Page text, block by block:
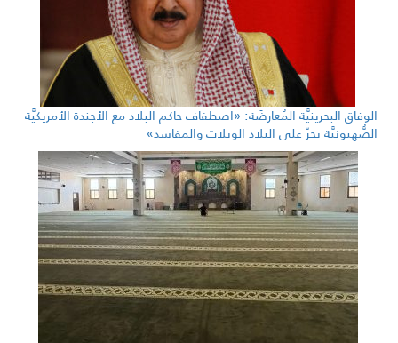
الوفاق البحرينيَّة المُعارِضَة: «اصطفاف حاكم البلاد مع الأجندة الأمريكيَّة
الصُّهيونيَّة يجرّ على البلاد الويلات والمفاسد»